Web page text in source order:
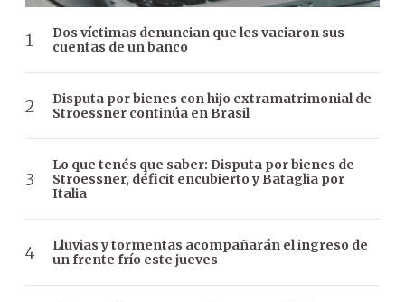
Dos víctimas denuncian que les vaciaron sus
cuentas de un banco
Disputa por bienes con hijo extramatrimonial de
Stroessner continúa en Brasil
Lo que tenés que saber: Disputa por bienes de
Stroessner, déficit encubierto y Bataglia por
Italia
Lluvias y tormentas acompañarán el ingreso de
un frente frío este jueves